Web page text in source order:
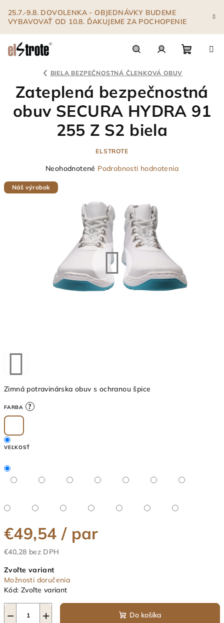
obsah
25.7.-9.8. DOVOLENKA - OBJEDNÁVKY BUDEME
VYBAVOVAŤ OD 10.8. ĎAKUJEME ZA POCHOPENIE
košík
BIELA BEZPEČNOSTNÁ ČLENKOVÁ OBUV
Zimná potravinárska obuv s ochranou špice
FARBA ?
VEĽKOSŤ
€49,54 / par
€40,28 bez DPH
cena:
Zvoľte variant
Možnosti doručenia
Kód: Zvoľte variant
+
− Do košíka
Zateplená bezpečnostná
obuv SECURA HYDRA 91
255 Z S2 biela
ELSTROTE
Priemerné
produktu
hviezdičiek.
Neohodnotené Podrobnosti hodnotenia
Náš výrobok